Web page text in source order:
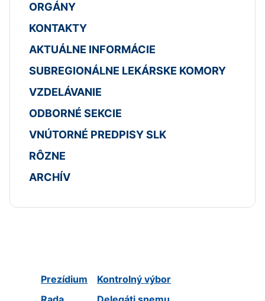
ORGÁNY
KONTAKTY
AKTUÁLNE INFORMÁCIE
SUBREGIONÁLNE LEKÁRSKE KOMORY
VZDELÁVANIE
ODBORNÉ SEKCIE
VNÚTORNÉ PREDPISY SLK
RÔZNE
ARCHÍV
Prezídium
Kontrolný výbor